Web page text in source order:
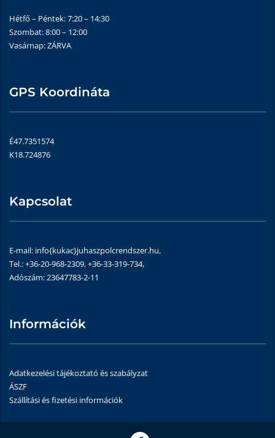
Hétfő – Péntek: 7:20 – 14:30
Szombat: 8:00 – 12:00
Vasárnap: ZÁRVA
GPS Koordináta
É47.7351574
K18.724876
Kapcsolat
E-mail: info{kukac}juhaszpolcrendszer.hu,
Tel.: +36-20-968-2309, +36-33-319-734,
Adószám: 23647783-2-11
Információk
Adatkezelési tájékoztató és szabályzat
ÁSZF
Szállítási és fizetési információk